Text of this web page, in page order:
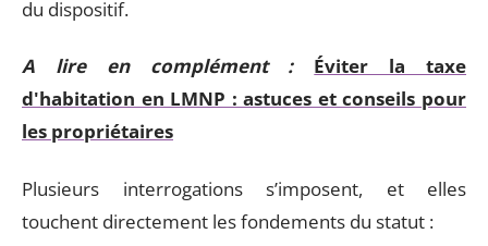
du dispositif.
A lire en complément :
Éviter la taxe
d'habitation en LMNP : astuces et conseils pour
les propriétaires
Plusieurs interrogations s’imposent, et elles
touchent directement les fondements du statut :